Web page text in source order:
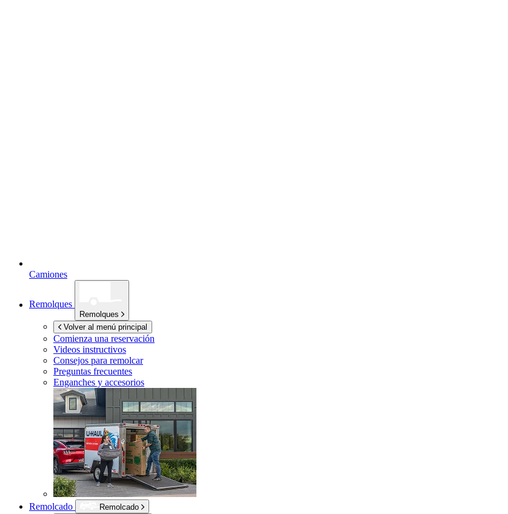
Camiones
Remolques
Remolques
Volver al menú principal
Comienza una reservación
Videos instructivos
Consejos para remolcar
Preguntas frecuentes
Enganches y accesorios
Remolcado
Remolcado